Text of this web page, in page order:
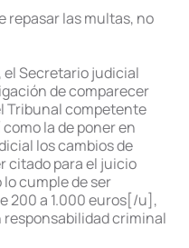
repasar las multas, no
Secretario judicial
de comparecer
Tribunal competente
la de poner en
los cambios de
citado para el juicio
cumple de ser
200 a 1.000 euros[/u],
criminal